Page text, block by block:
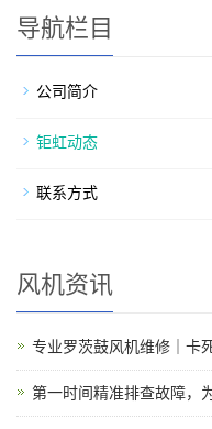
导航栏目
公司简介
钜虹动态
联系方式
风机资讯
专业罗茨鼓风机维修｜卡
第一时间精准排查故障，